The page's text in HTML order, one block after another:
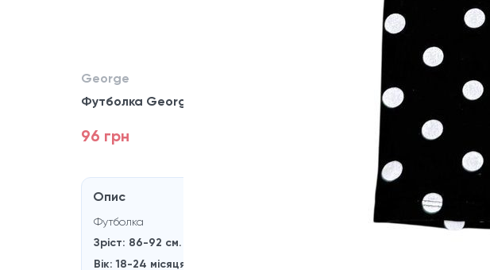
George
Футболка George
96 грн
Опис
Футболка
Зріст: 86-92 см.
Вік: 18-24 місяця